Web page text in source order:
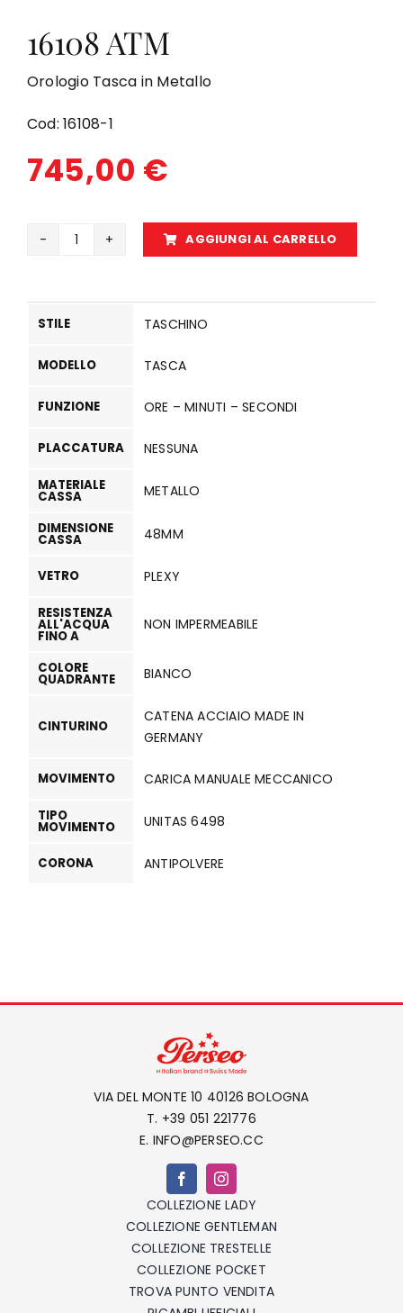
16108 ATM
Orologio Tasca in Metallo
Cod:16108-1
745,00 €
16108
quantità
AGGIUNGI AL CARRELLO
STILE TASCHINO
MODELLO TASCA
FUNZIONE ORE – MINUTI – SECONDI
PLACCATURA NESSUNA
MATERIALE
CASSA METALLO
DIMENSIONE
CASSA 48MM
VETRO PLEXY
RESISTENZA
ALL'ACQUA
FINO A
NON IMPERMEABILE
COLORE
QUADRANTE BIANCO
CINTURINO
CATENA ACCIAIO MADE IN
GERMANY
MOVIMENTO CARICA MANUALE MECCANICO
TIPO
MOVIMENTO UNITAS 6498
CORONA ANTIPOLVERE
VIA DEL MONTE 10 40126 BOLOGNA
T. +39 051 221776
E. INFO@PERSEO.CC
COLLEZIONE LADY
COLLEZIONE GENTLEMAN
COLLEZIONE TRESTELLE
COLLEZIONE POCKET
TROVA PUNTO VENDITA